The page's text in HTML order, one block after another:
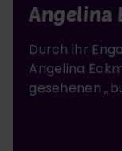
Angelina
Durch ihr
Angelina
gesehenen